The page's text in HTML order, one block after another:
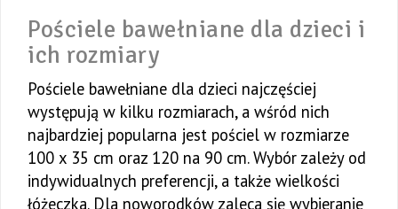
Pościele bawełniane dla dzieci i
ich rozmiary
Pościele bawełniane dla dzieci najczęściej
występują w kilku rozmiarach, a wśród nich
najbardziej popularna jest pościel w rozmiarze
100 x 35 cm oraz 120 na 90 cm. Wybór zależy od
indywidualnych preferencji, a także wielkości
łóżeczka. Dla noworodków zaleca się wybieranie